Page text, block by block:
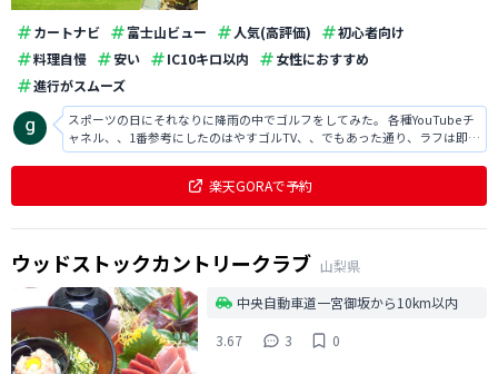
カートナビ 富士山ビュー 人気(高評価)
初心者向け
料理自慢
安い IC10キロ以内
女性におすすめ
進行がスムーズ
スポーツの日にそれなりに降雨の中でゴルフをしてみた。 各種YouTubeチ
ャネル、、1番参考にしたのはやすゴルTV、、でもあった通り、ラフは即
OBくらいの気持ちで取り組んだ方がスコアは出せるのは確信。雨でキャン
楽天GORAで予約
ウッドストックカントリークラブ 山梨県
中央自動車道一宮御坂から10km以内
3.67
3 0